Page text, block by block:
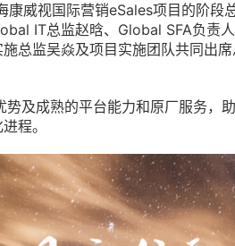
康威视国际营销eSales项目的阶段
IT总监赵晗、Global SFA负责
总监吴焱及项目实施团队共同出
势及成熟的平台能力和原厂服务，
程。